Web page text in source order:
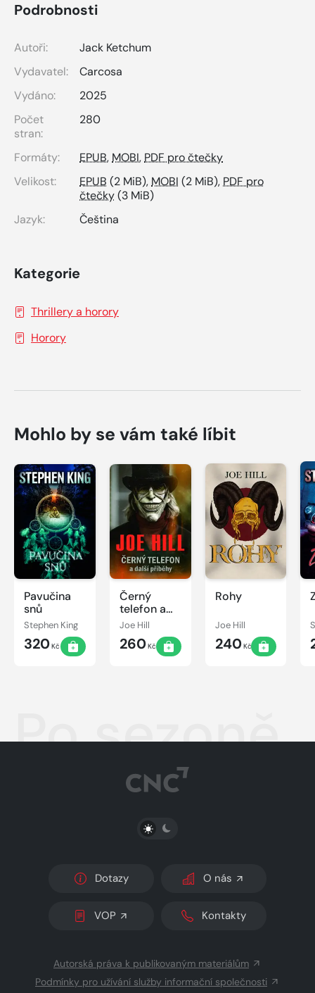
Podrobnosti
Autoři:
Jack Ketchum
Vydavatel:
Carcosa
Vydáno:
2025
Počet
stran:
280
Formáty: EPUB,MOBI,PDF pro čtečky
Velikost:
EPUB (2 MiB),MOBI (2 MiB),PDF pro
čtečky(3 MiB)
Jazyk:
Čeština
Kategorie
Thrillery a horory
Horory
Mohlo by se vám také líbit
Pavučina
snů
Stephen King
320Kč
Černý
telefon a
další
Joe Hill
260Kč
Rohy
Joe Hill
240Kč
Po sezoně
PŘEPNOUT SVĚTLÝ/TMAVÝ REŽIM
Dotazy O nás
VOP Kontakty
Autorská práva k publikovaným materiálům
Podmínky pro užívání služby informační společnosti